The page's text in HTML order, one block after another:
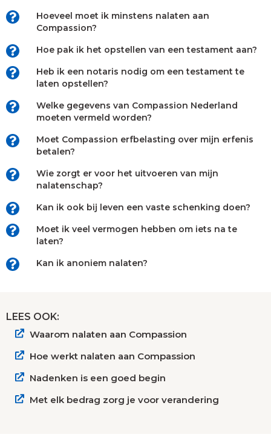
Hoeveel moet ik minstens nalaten aan
Compassion?
Hoe pak ik het opstellen van een testament aan?
Heb ik een notaris nodig om een testament te
laten opstellen?
Welke gegevens van Compassion Nederland
moeten vermeld worden?
Moet Compassion erfbelasting over mijn erfenis
betalen?
Wie zorgt er voor het uitvoeren van mijn
nalatenschap?
Kan ik ook bij leven een vaste schenking doen?
Moet ik veel vermogen hebben om iets na te
laten?
Kan ik anoniem nalaten?
LEES OOK:
Waarom nalaten aan Compassion
Hoe werkt nalaten aan Compassion
Nadenken is een goed begin
Met elk bedrag zorg je voor verandering